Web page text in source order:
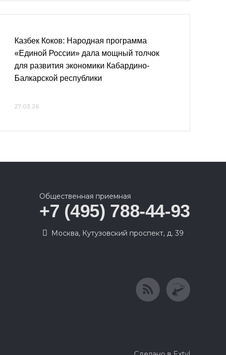
Казбек Коков: Народная программа
«Единой России» дала мощный толчок
для развития экономики Кабардино-
Балкарской республики
27.03.26
Общественная приемная
+7 (495) 788-44-93
Москва, Кутузовский проспект, д. 39